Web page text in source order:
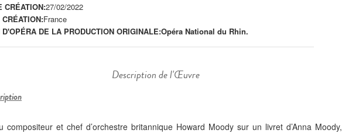
CRÉATION:27/02/2022
France
DE LA PRODUCTION ORIGINALE:Opéra National du Rhin.
Description de l'Œuvre
compositeur et chef d’orchestre britannique Howard Moody sur un livret d’Anna Moody,